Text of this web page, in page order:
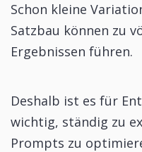
Schon kleine
Satzbau können zu
Ergebnissen führen.
Deshalb ist es für
wichtig, ständig zu
Prompts zu